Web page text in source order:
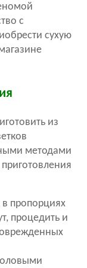
с
сухую
из
методами
в пропорциях
процедить и